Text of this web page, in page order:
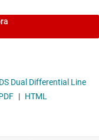
Dual Differential Line
| HTML